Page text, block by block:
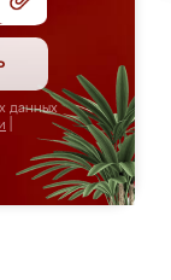
данных